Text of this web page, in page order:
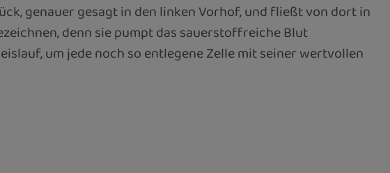
genauer gesagt in den linken Vorhof, und fließt von dort in
denn sie pumpt das sauerstoffreiche Blut
um jede noch so entlegene Zelle mit seiner wertvollen